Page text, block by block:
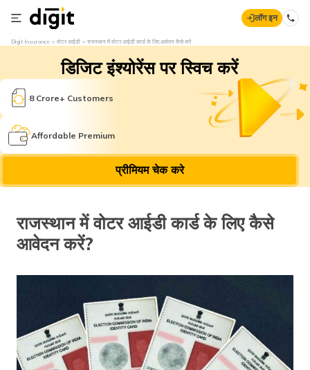
लॉग इन
Digit Insurance वोटर आईडी राजस्थान में वोटर आईडी कार्ड के लिए आवेदन कैसे करें
डिजिट इंश्योरेंस पर स्विच करें
8 Crore+ Customers
Affordable Premium
प्रीमियम चेक करे
राजस्थान में वोटर आईडी कार्ड के लिए कैसे
आवेदन करें?